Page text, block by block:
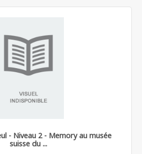
- Niveau 2 - Memory au musée
suisse du ...